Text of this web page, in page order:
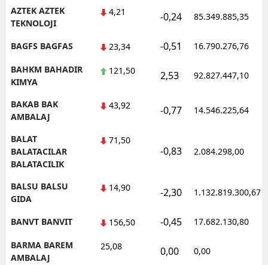
AZTEK AZTEK
TEKNOLOJI
4,21 -0,24 85.349.885,35
BAGFS BAGFAS 23,34 -0,51 16.790.276,76
BAHKM BAHADIR
KIMYA
121,50 2,53 92.827.447,10
BAKAB BAK
AMBALAJ
43,92 -0,77 14.546.225,64
BALAT
BALATACILAR
BALATACILIK
71,50
-0,83 2.084.298,00
BALSU BALSU
GIDA
14,90 -2,30 1.132.819.300,67
BANVT BANVIT 156,50 -0,45 17.682.130,80
BARMA BAREM
AMBALAJ
25,08 0,00 0,00